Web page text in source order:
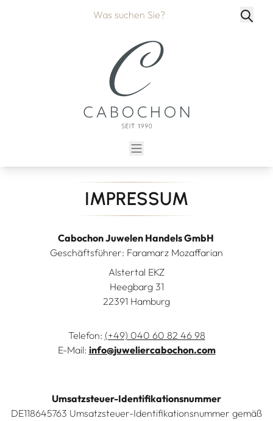
IMPRESSUM
Cabochon Juwelen Handels GmbH
Geschäftsführer: Faramarz Mozaffarian
Alstertal EKZ
Heegbarg 31
22391 Hamburg
Telefon: (+49) 040 60 82 46 98
E-Mail: info@juweliercabochon.com
Umsatzsteuer-Identifikationsnummer
DE118645763 Umsatzsteuer-Identifikationsnummer gemäß